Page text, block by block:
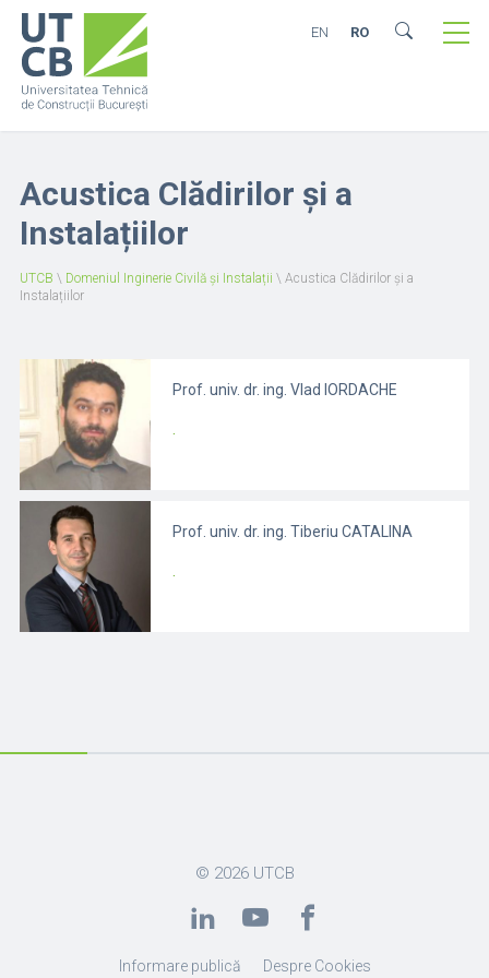
EN RO
Acustica Clădirilor și a
Instalațiilor
UTCB \ Domeniul Inginerie Civilă și Instalații \ Acustica Clădirilor și a
Instalațiilor
Prof. univ. dr. ing. Vlad IORDACHE
Prof. univ. dr. ing. Tiberiu CATALINA
© 2026 UTCB
Informare publică Despre Cookies